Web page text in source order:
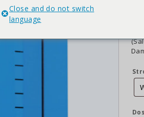
Close and do not switch
language